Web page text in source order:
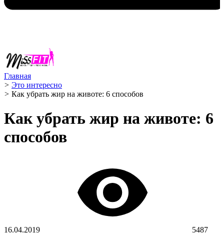
Главная
> Это интересно
> Как убрать жир на животе: 6 способов
Как убрать жир на животе: 6
способов
16.04.2019
5487